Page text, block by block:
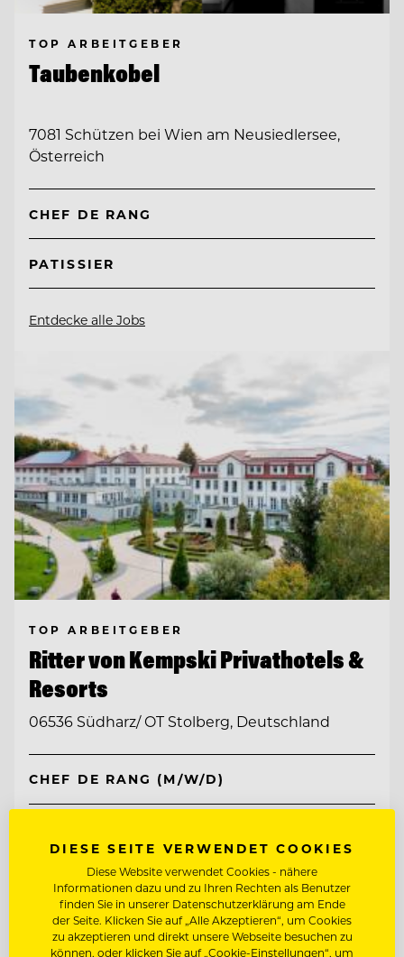
TOP ARBEITGEBER
Taubenkobel
7081 Schützen bei Wien am Neusiedlersee,
Österreich
CHEF DE RANG
PATISSIER
Entdecke alle Jobs
TOP ARBEITGEBER
Ritter von Kempski Privathotels &
Resorts
06536 Südharz/ OT Stolberg, Deutschland
CHEF DE RANG (M/W/D)
Entdecke alle Jobs
DIESE SEITE VERWENDET COOKIES
Diese Website verwendet Cookies - nähere
Informationen dazu und zu Ihren Rechten als Benutzer
finden Sie in unserer Datenschutzerklärung am Ende
der Seite. Klicken Sie auf „Alle Akzeptieren“, um Cookies
zu akzeptieren und direkt unsere Webseite besuchen zu
können, oder klicken Sie auf „Cookie-Einstellungen“, um